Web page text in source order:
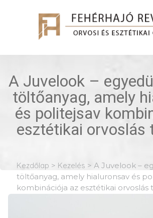
A Juvelook –
töltőanyag, amely
és politejsav
esztétikai orvoslás
Kezdőlap > Kezelés >A Juvelook –
töltőanyag, amely hialuronsav és
kombinációja az esztétikai orvoslás